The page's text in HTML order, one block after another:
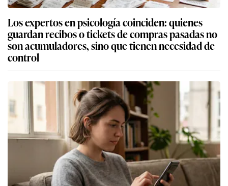
Los expertos en psicología coinciden: quienes
guardan recibos o tickets de compras pasadas no
son acumuladores, sino que tienen necesidad de
control